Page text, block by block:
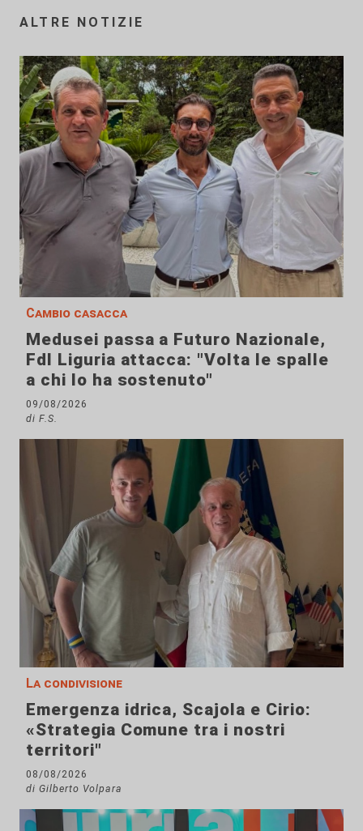
ALTRE NOTIZIE
Cambio casacca
Medusei passa a Futuro Nazionale,
FdI Liguria attacca: "Volta le spalle
a chi lo ha sostenuto"
09/08/2026
di F.S.
La condivisione
Emergenza idrica, Scajola e Cirio:
«Strategia Comune tra i nostri
territori"
08/08/2026
di Gilberto Volpara